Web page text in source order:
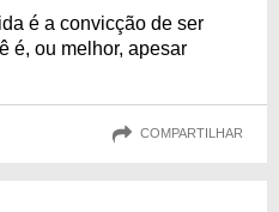
é a convicção de ser
é, ou melhor, apesar
COMPARTILHAR